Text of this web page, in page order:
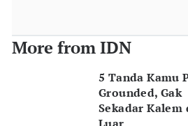
More from IDN
5 Tanda Kamu
Grounded, Gak
Sekadar Kalem